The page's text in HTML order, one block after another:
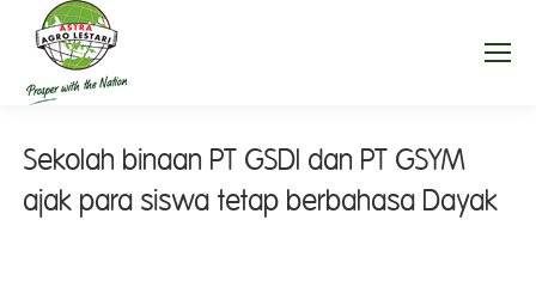
Sekolah binaan PT GSDI dan PT GSYM
ajak para siswa tetap berbahasa Dayak